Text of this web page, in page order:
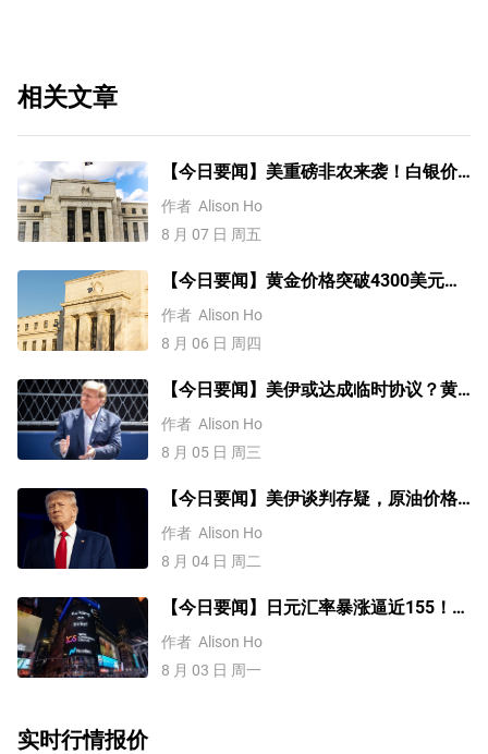
相关文章
【今日要闻】美重磅非农来袭！白银价
格涨4%，黄金创一个多月新高
作者 Alison Ho
8 月 07 日 周五
【今日要闻】黄金价格突破4300美元，
比特币逼近6.5万，关注伊朗谈判
作者 Alison Ho
8 月 06 日 周四
【今日要闻】美伊或达成临时协议？黄
金三连涨，美国ADP就业数据来袭
作者 Alison Ho
8 月 05 日 周三
【今日要闻】美伊谈判存疑，原油价格
上涨，铜价突破1.4万美元
作者 Alison Ho
8 月 04 日 周二
【今日要闻】日元汇率暴涨逼近155！美
伊谈判或重启，原油价格大跌8%
作者 Alison Ho
8 月 03 日 周一
实时行情报价